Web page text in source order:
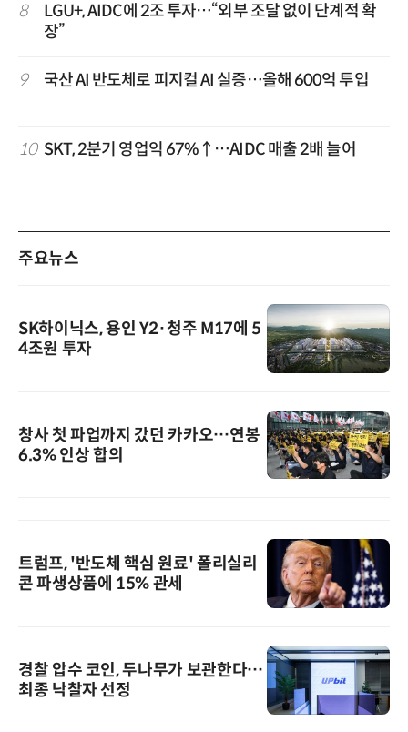
8
LGU+, AIDC에 2조 투자…“외부 조달 없이 단계적 확
장”
9 국산 AI 반도체로 피지컬 AI 실증…올해 600억 투입
10 SKT, 2분기 영업익 67%↑…AIDC 매출 2배 늘어
주요뉴스
SK하이닉스, 용인 Y2·청주 M17에 5
4조원 투자
창사 첫 파업까지 갔던 카카오…연봉
6.3% 인상 합의
트럼프, '반도체 핵심 원료' 폴리실리
콘 파생상품에 15% 관세
경찰 압수 코인, 두나무가 보관한다…
최종 낙찰자 선정